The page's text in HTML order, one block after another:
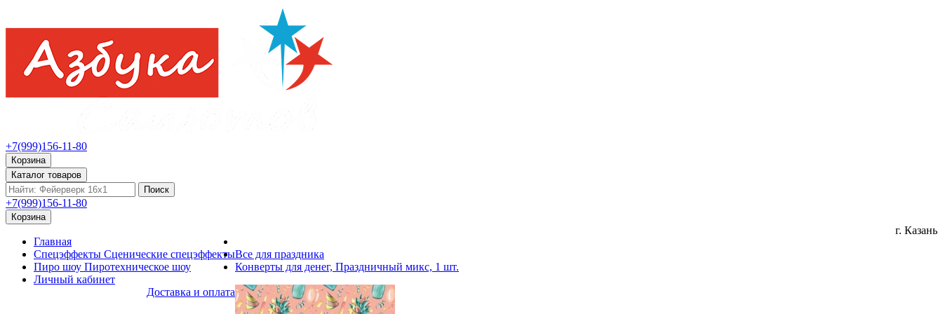
+7(999)156-11-80
Корзина
Каталог товаров
Поиск
+7(999)156-11-80
Корзина
Главная
Спецэффекты Сценические спецэффекты
Пиро шоу Пиротехническое шоу
Личный кабинет
Доставка и оплата
г. Казань
Все для праздника
Конверты для денег, Праздничный микс, 1 шт.